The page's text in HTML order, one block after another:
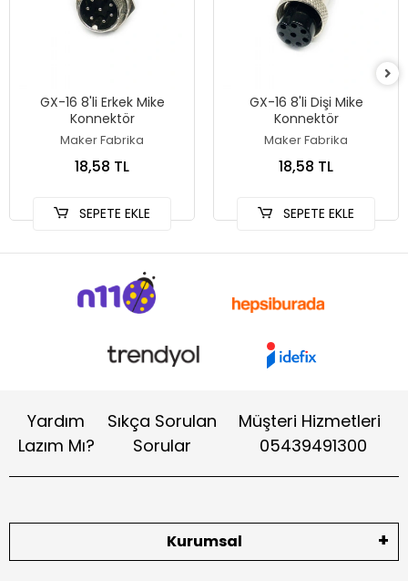
GX-16 8'li Erkek Mike
Konnektör
Maker Fabrika
18,58 TL
SEPETE EKLE
GX-16 8'li Dişi Mike
Konnektör
Maker Fabrika
18,58 TL
SEPETE EKLE
Yardım
Lazım Mı?
Sıkça Sorulan
Sorular
Müşteri Hizmetleri
05439491300
Kurumsal